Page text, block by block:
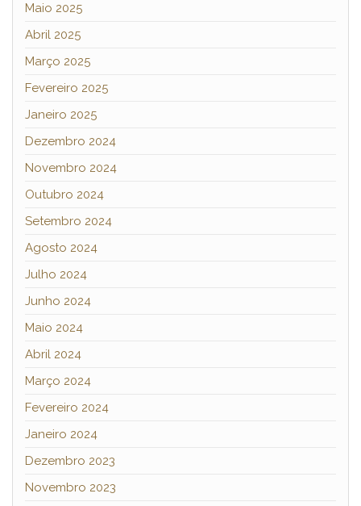
Maio 2025
Abril 2025
Março 2025
Fevereiro 2025
Janeiro 2025
Dezembro 2024
Novembro 2024
Outubro 2024
Setembro 2024
Agosto 2024
Julho 2024
Junho 2024
Maio 2024
Abril 2024
Março 2024
Fevereiro 2024
Janeiro 2024
Dezembro 2023
Novembro 2023